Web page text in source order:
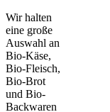
Wir halten
eine große
Auswahl an
Bio-Käse,
Bio-Fleisch,
Bio-Brot
und Bio-
Backwaren